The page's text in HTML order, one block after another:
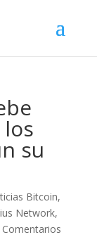
su
Bitcoin,
Network,
Comentarios